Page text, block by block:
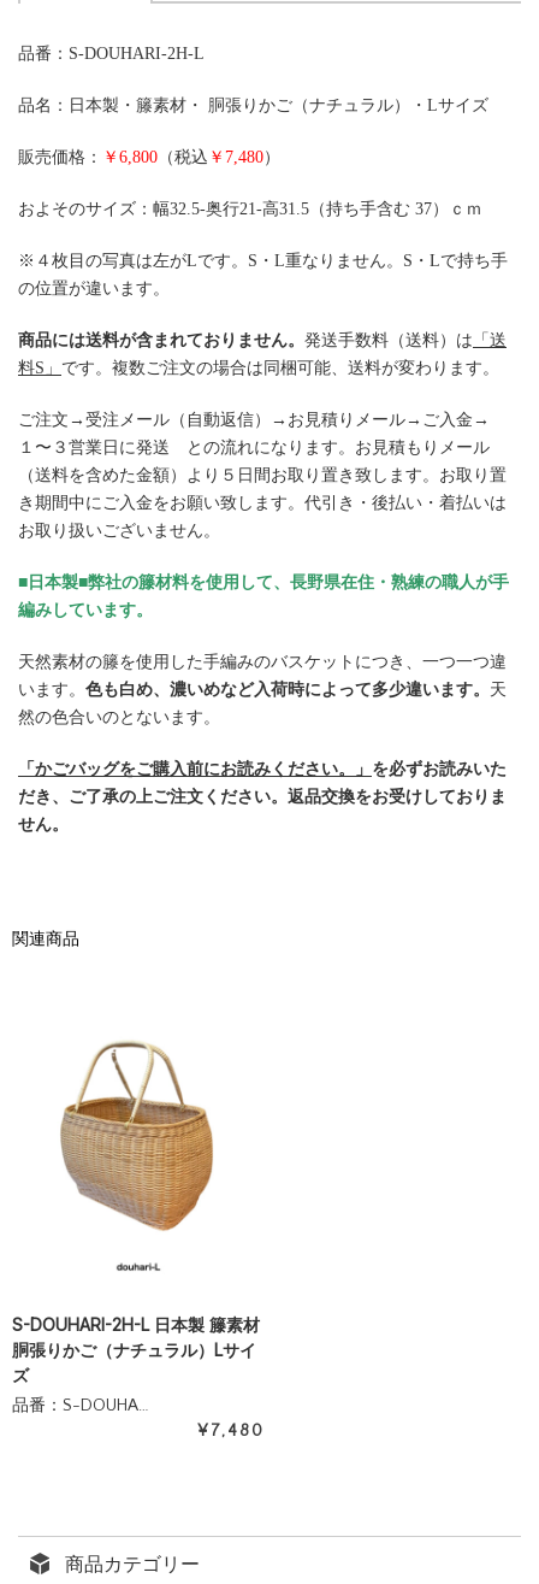
品番：S-DOUHARI-2H-L
品名：日本製・籐素材・ 胴張りかご（ナチュラル）・Lサイズ
販売価格： ￥6,800 （税込 ￥7,480）
およそのサイズ：幅32.5-奥行21-高31.5（持ち手含む 37）ｃｍ
※４枚目の写真は左がLです。S・L重なりません。S・Lで持ち手
の位置が違います。
商品には送料が含まれておりません。 発送手数料（送料）は 「送
料S」 です。複数ご注文の場合は同梱可能、送料が変わります。
ご注文→受注メール（自動返信）→お見積りメール→ご入金→
１〜３営業日に発送 との流れになります。お見積もりメール
（送料を含めた金額）より５日間お取り置き致します。お取り置
き期間中にご入金をお願い致します。代引き・後払い・着払いは
お取り扱いございません。
■日本製■弊社の籐材料を使用して、長野県在住・熟練の職人が手
編みしています。
天然素材の籐を使用した手編みのバスケットにつき、一つ一つ違
います。 色も白め、濃いめなど入荷時によって多少違います。 天
然の色合いのとないます。
「かごバッグをご購入前にお読みください。」 を必ずお読みいた
だき、ご了承の上ご注文ください。返品交換をお受けしておりま
せん。
関連商品
S-DOUHARI-2H-L 日本製 籐素材
胴張りかご（ナチュラル）Lサイ
ズ
品番：S-DOUHA…
¥7,480
商品カテゴリー